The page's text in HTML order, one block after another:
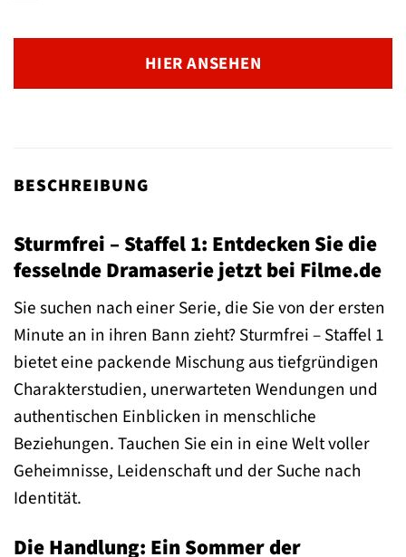
HIER ANSEHEN
BESCHREIBUNG
Sturmfrei – Staffel 1: Entdecken Sie die
fesselnde Dramaserie jetzt bei Filme.de
Sie suchen nach einer Serie, die Sie von der ersten
Minute an in ihren Bann zieht? Sturmfrei – Staffel 1
bietet eine packende Mischung aus tiefgründigen
Charakterstudien, unerwarteten Wendungen und
authentischen Einblicken in menschliche
Beziehungen. Tauchen Sie ein in eine Welt voller
Geheimnisse, Leidenschaft und der Suche nach
Identität.
Die Handlung: Ein Sommer der